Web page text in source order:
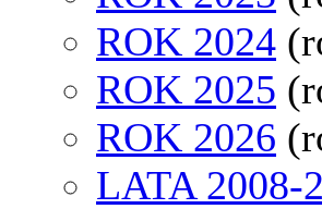
ROK 2024
ROK 2025
ROK 2026
LATA 2008-